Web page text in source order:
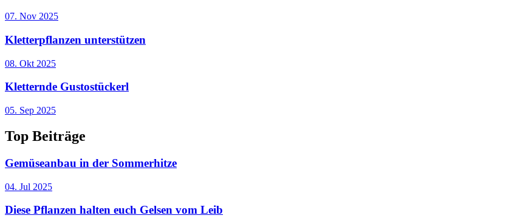
07. Nov 2025
Kletterpflanzen unterstützen
08. Okt 2025
Kletternde Gustostückerl
05. Sep 2025
Top Beiträge
Gemüseanbau in der Sommerhitze
04. Jul 2025
Diese Pflanzen halten euch Gelsen vom Leib